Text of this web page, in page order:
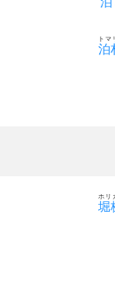
泊
トマ
堀
ホリ